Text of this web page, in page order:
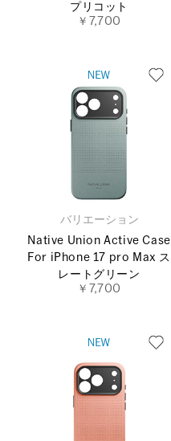
プリコット
￥7,700
バリエーション
Native Union Active Case
For iPhone 17 pro Max ス
レートグリーン
￥7,700